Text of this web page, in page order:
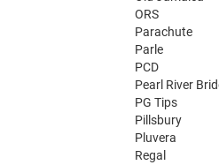
ORS
Parachute
Parle
PCD
Pearl River
PG Tips
Pillsbury
Pluvera
Regal